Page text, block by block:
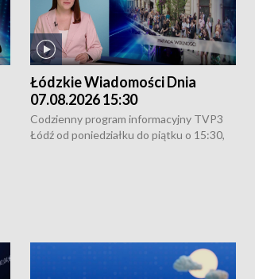
Łódzkie Wiadomości Dnia
07.08.2026 15:30
Codzienny program informacyjny TVP3
Łódź od poniedziałku do piątku o 15:30,